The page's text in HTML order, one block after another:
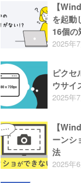
【
を起動
16個の
2025年
ピクセ
ウサイ
2025年
【
ーンシ
法
2025年